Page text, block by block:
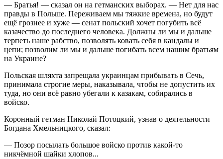
— Братья! — сказал он на гетманских выборах. — Нет для нас
правды в Польше. Переживаем мы тяжкие времена, но будут
ещё грознее и хуже — сенат польский хочет погубить всё
казачество до последнего человека. Должны ли мы и дальше
терпеть наше рабство, позволять ковать себя в кандалы и
цепи; позволим ли мы и дальше погибать всем нашим братьям
на Украине?
Польская шляхта запрещала украинцам прибывать в Сечь,
принимала строгие меры, наказывала, чтобы не допустить их
туда, но они всё равно убегали к казакам, собирались в
войско.
Коронный гетман Николай Потоцкий, узнав о деятельности
Богдана Хмельницкого, сказал:
— Позор посылать большое войско против какой-то
никчёмной шайки хлопов...